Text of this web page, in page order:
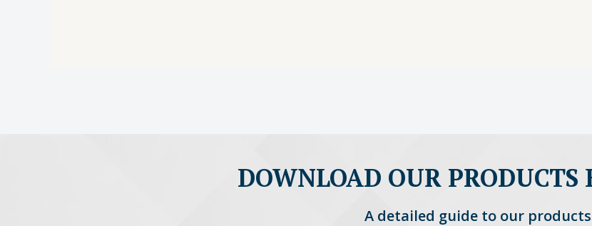
DOWNLOAD OUR PRODUCTS
A detailed guide to our